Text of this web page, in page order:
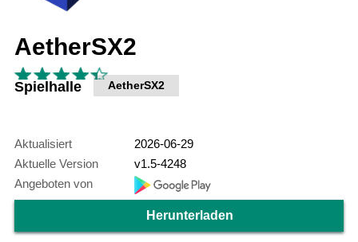
AetherSX2
Spielhalle AetherSX2
Aktualisiert
2026-06-29
Aktuelle Version
v1.5-4248
Angeboten von
Herunterladen